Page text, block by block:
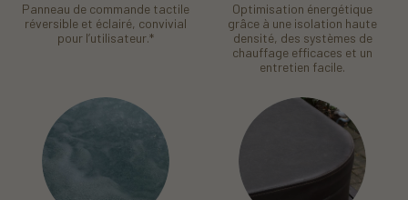
Panneau de commande tactile
réversible et éclairé, convivial
pour l’utilisateur.*
Optimisation énergétique
grâce à une isolation haute
densité, des systèmes de
chauffage efficaces et un
entretien facile.